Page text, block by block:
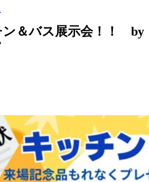
ン＆バス展示会！！ by